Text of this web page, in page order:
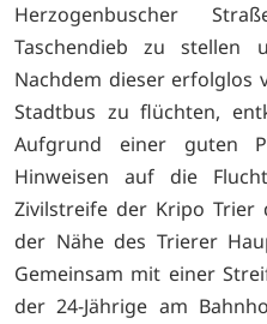
Herzogenbuscher
Taschendieb zu stellen
Nachdem dieser erfolglos
Stadtbus zu flüchten,
Aufgrund einer guten
Hinweisen auf die
Zivilstreife der Kripo Trier
der Nähe des Trierer
Gemeinsam mit einer
der 24-Jährige am